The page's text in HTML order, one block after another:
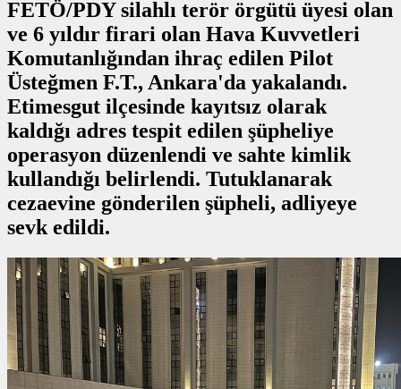
FETÖ/PDY silahlı terör örgütü üyesi olan
ve 6 yıldır firari olan Hava Kuvvetleri
Komutanlığından ihraç edilen Pilot
Üsteğmen F.T., Ankara'da yakalandı.
Etimesgut ilçesinde kayıtsız olarak
kaldığı adres tespit edilen şüpheliye
operasyon düzenlendi ve sahte kimlik
kullandığı belirlendi. Tutuklanarak
cezaevine gönderilen şüpheli, adliyeye
sevk edildi.